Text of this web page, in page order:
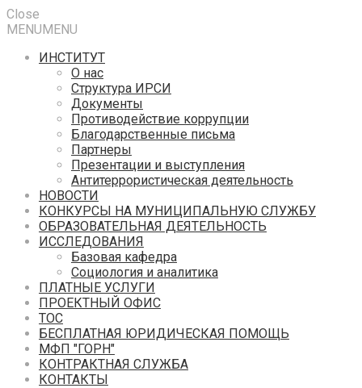
Close
MENUMENU
ИНСТИТУТ
О нас
Структура ИРСИ
Документы
Противодействие коррупции
Благодарственные письма
Партнеры
Презентации и выступления
Антитеррористическая деятельность
НОВОСТИ
КОНКУРСЫ НА МУНИЦИПАЛЬНУЮ СЛУЖБУ
ОБРАЗОВАТЕЛЬНАЯ ДЕЯТЕЛЬНОСТЬ
ИССЛЕДОВАНИЯ
Базовая кафедра
Социология и аналитика
ПЛАТНЫЕ УСЛУГИ
ПРОЕКТНЫЙ ОФИС
ТОС
БЕСПЛАТНАЯ ЮРИДИЧЕСКАЯ ПОМОЩЬ
МФП "ГОРН"
КОНТРАКТНАЯ СЛУЖБА
КОНТАКТЫ